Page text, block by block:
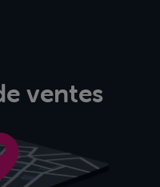
ventes